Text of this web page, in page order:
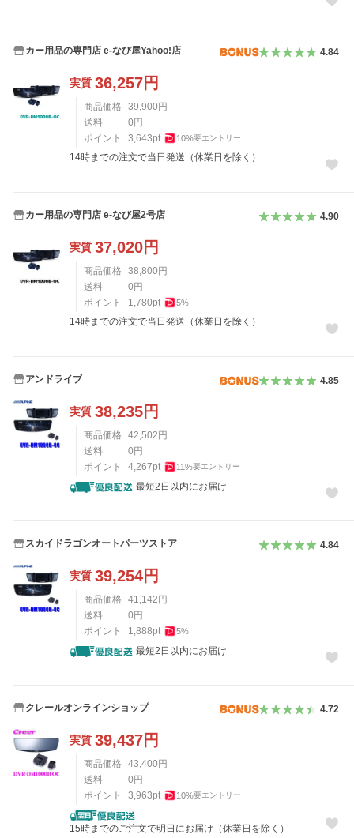
カー用品の専門店 e-なび屋Yahoo!店 4.84
実質 36,257円
商品価格 39,900 円
送料
0 円
ポイント
3,643pt 10%要エントリー
14時までの注文で当日発送（休業日を除く）
カー用品の専門店 e-なび屋2号店 4.90
実質 37,020円
商品価格 38,800 円
送料
0 円
ポイント
1,780pt 5%
14時までの注文で当日発送（休業日を除く）
アンドライブ 4.85
実質 38,235円
商品価格 42,502 円
送料
0 円
ポイント
4,267pt 11%要エントリー
最短2日以内にお届け
スカイドラゴンオートパーツストア 4.84
実質 39,254円
商品価格 41,142 円
送料
0 円
ポイント
1,888pt 5%
最短2日以内にお届け
クレールオンラインショップ 4.72
実質 39,437円
商品価格 43,400 円
送料
0 円
ポイント
3,963pt 10%要エントリー
15時までのご注文で明日にお届け（休業日を除く）